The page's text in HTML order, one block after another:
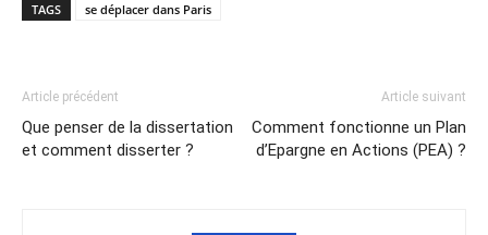
TAGS se déplacer dans Paris
Article précédent
Que penser de la dissertation
et comment disserter ?
Article suivant
Comment fonctionne un Plan
d’Epargne en Actions (PEA) ?